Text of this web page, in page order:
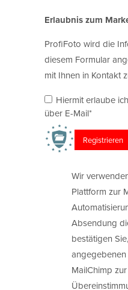
Erlaubnis zum
ProfiFoto wird die
diesem Formular
mit Ihnen in Kontakt
Hiermit erlaube
über E-Mail*
Wir
Plattform zur
Absendung
bestätigen
MailChimp